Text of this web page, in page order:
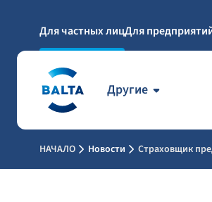
Для частных лицДля
Другие
НАЧАЛО Новости Страховщик